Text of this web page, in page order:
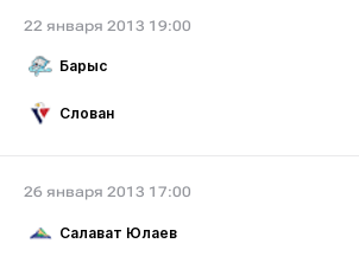
22 января 2013 19:00
Барыс
Слован
26 января 2013 17:00
Салават Юлаев